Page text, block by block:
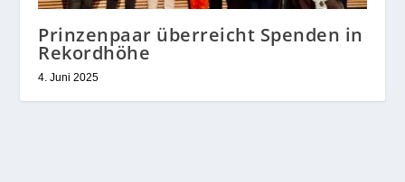
Prinzenpaar überreicht Spenden in
Rekordhöhe
4. Juni 2025